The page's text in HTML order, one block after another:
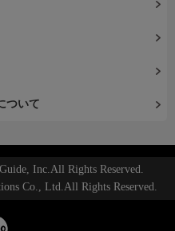
ついて
Inc.All Rights Reserved.
Co., Ltd.All Rights Reserved.